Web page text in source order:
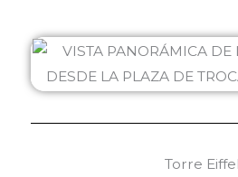
Torre Eiffel